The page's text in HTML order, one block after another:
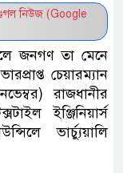
নিউজ (Google
জনগণ তা মেনে
চেয়ারম্যান
রাজধানীর
ইঞ্জিনিয়ার্স
ভার্চ্যুয়ালি